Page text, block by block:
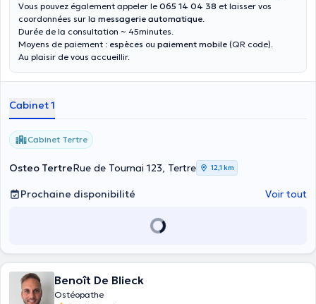
Vous pouvez également appeler le 065 14 04 38 et laisser vos
coordonnées sur la messagerie automatique.
Durée de la consultation ~ 45minutes.
Moyens de paiement : espèces ou paiement mobile (QR code).
Au plaisir de vous accueillir.
Cabinet 1
Cabinet Tertre
Osteo TertreRue de Tournai 123, Tertre 12,1 km
Prochaine disponibilité Voir tout
Benoît De Blieck
Ostéopathe